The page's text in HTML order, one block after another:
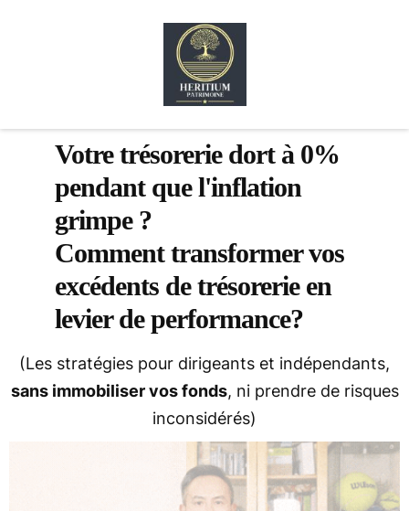
Votre trésorerie dort à 0%
pendant que l'inflation
grimpe ?
Comment transformer vos
excédents de trésorerie en
levier de performance?
(Les stratégies pour dirigeants et indépendants,
sans immobiliser vos fonds, ni prendre de risques
inconsidérés)